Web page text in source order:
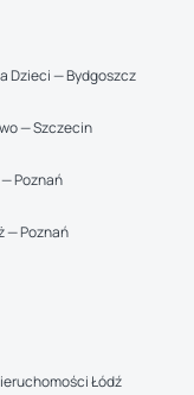
Dzieci — Bydgoszcz
— Szczecin
Poznań
— Poznań
Łódź